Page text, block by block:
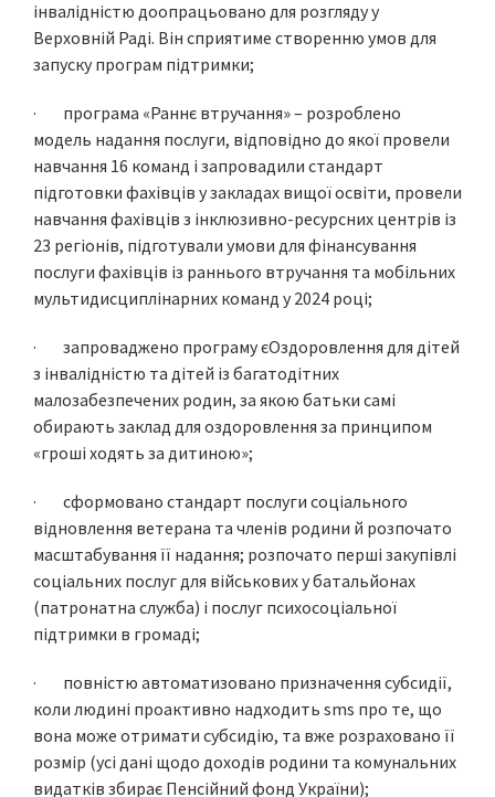
інвалідністю доопрацьовано для розгляду у
Верховній Раді. Він сприятиме створенню умов для
запуску програм підтримки;
· програма «Раннє втручання» – розроблено
модель надання послуги, відповідно до якої провели
навчання 16 команд і запровадили стандарт
підготовки фахівців у закладах вищої освіти, провели
навчання фахівців з інклюзивно-ресурсних центрів із
23 регіонів, підготували умови для фінансування
послуги фахівців із раннього втручання та мобільних
мультидисциплінарних команд у 2024 році;
· запроваджено програму єОздоровлення для дітей
з інвалідністю та дітей із багатодітних
малозабезпечених родин, за якою батьки самі
обирають заклад для оздоровлення за принципом
«гроші ходять за дитиною»;
· сформовано стандарт послуги соціального
відновлення ветерана та членів родини й розпочато
масштабування її надання; розпочато перші закупівлі
соціальних послуг для військових у батальйонах
(патронатна служба) і послуг психосоціальної
підтримки в громаді;
· повністю автоматизовано призначення субсидії,
коли людині проактивно надходить sms про те, що
вона може отримати субсидію, та вже розраховано її
розмір (усі дані щодо доходів родини та комунальних
видатків збирає Пенсійний фонд України);